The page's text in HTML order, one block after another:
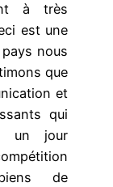
à très
est une
nous
que
et
qui
un jour
de